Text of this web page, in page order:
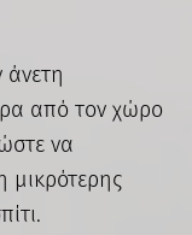
άνετη
από τον χώρο
να
μικρότερης